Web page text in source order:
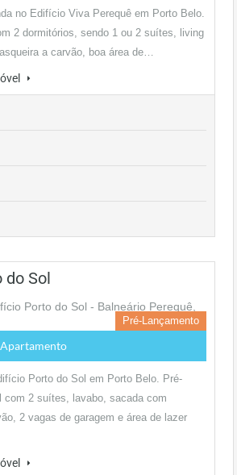
no Edifício Viva Perequê em Porto Belo.
2 dormitórios, sendo 1 ou 2 suítes, living
a carvão, boa área de…
do Sol
Pré-Lançamento
Porto do Sol em Porto Belo. Pré-
com 2 suítes, lavabo, sacada com
2 vagas de garagem e área de lazer